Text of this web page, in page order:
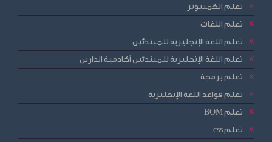
تعلم الكمبيوتر
تعلم اللغات
تعلم اللغة الإنجليزية للمبتدئين
تعلم اللغة الإنجليزية للمبتدئين أكادمية الدارين
تعلم برمجة
تعلم قواعد اللغة الإنجليزية
تعلم BOM
تعلم css